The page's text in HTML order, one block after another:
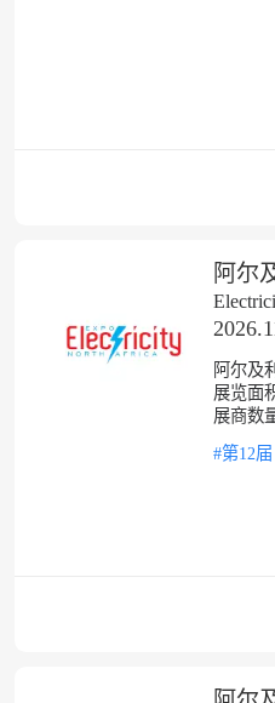
阿尔
阿尔及
展览面
展商数
#第12届